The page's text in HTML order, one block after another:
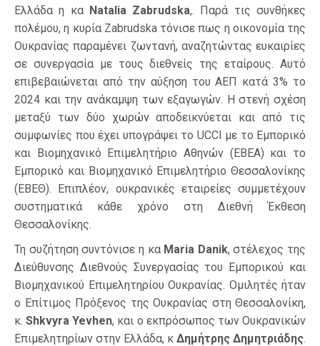
Ελλάδα η κα Natalia Zabrudska,. Παρά τις συνθήκες
πολέμου, η κυρία Zabrudska τόνισε πως η οικονομία της
Ουκρανίας παραμένει ζωντανή, αναζητώντας ευκαιρίες
σε συνεργασία με τους διεθνείς της εταίρους. Αυτό
επιβεβαιώνεται από την αύξηση του ΑΕΠ κατά 3% το
2024 και την ανάκαμψη των εξαγωγών. Η στενή σχέση
μεταξύ των δύο χωρών αποδεικνύεται και από τις
συμφωνίες που έχει υπογράψει το UCCI με το Εμπορικό
και Βιομηχανικό Επιμελητήριο Αθηνών (ΕΒΕΑ) και το
Εμπορικό και Βιομηχανικό Επιμελητήριο Θεσσαλονίκης
(ΕΒΕΘ). Επιπλέον, ουκρανικές εταιρείες συμμετέχουν
συστηματικά κάθε χρόνο στη Διεθνή Έκθεση
Θεσσαλονίκης.
Τη συζήτηση συντόνισε η κα Maria Danik, στέλεχος της
Διεύθυνσης Διεθνούς Συνεργασίας του Εμπορικού και
Βιομηχανικού Επιμελητηρίου Ουκρανίας. Ομιλητές ήταν
ο Επίτιμος Πρόξενος της Ουκρανίας στη Θεσσαλονίκη,
κ.Shkvyra Yevhen, και ο εκπρόσωπος των Ουκρανικών
Επιμελητηρίων στην Ελλάδα, κ Δημήτρης Δημητριάδης.